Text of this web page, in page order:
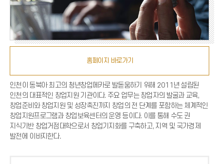
홈페이지 바로가기
인천이 동북아 최고의 청년창업메카로 발돋움하기 위해 2011년 설립된
인천의 대표적인 창업지원 기관이다. 주요 업무는 창업자의 발굴과 교육,
창업준비와 창업지원 및 성장촉진까지 창업의 전 단계를 포함하는 체계적인
창업지원프로그램과 창업보육센터의 운영 등이다. 이를 통해 수도 권
지식기반 창업거점대학으로서 창업기지화를 구축하고, 지역 및 국가경제
발전에 이바지한다.